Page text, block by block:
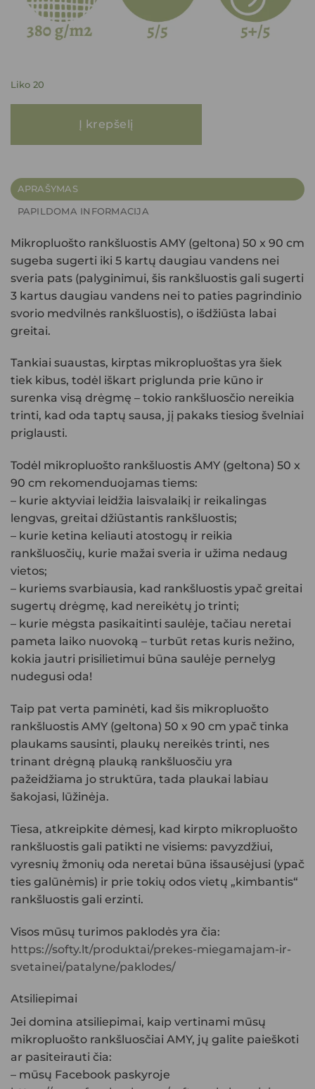
Liko 20
Į krepšelį
APRAŠYMAS
PAPILDOMA INFORMACIJA
Mikropluošto rankšluostis AMY (geltona) 50 x 90 cm
sugeba sugerti iki 5 kartų daugiau vandens nei
sveria pats (palyginimui, šis rankšluostis gali sugerti
3 kartus daugiau vandens nei to paties pagrindinio
svorio medvilnės rankšluostis), o išdžiūsta labai
greitai.
Tankiai suaustas, kirptas mikropluoštas yra šiek
tiek kibus, todėl iškart priglunda prie kūno ir
surenka visą drėgmę – tokio rankšluosčio nereikia
trinti, kad oda taptų sausa, jį pakaks tiesiog švelniai
priglausti.
Todėl mikropluošto rankšluostis AMY (geltona) 50 x
90 cm rekomenduojamas tiems:
– kurie aktyviai leidžia laisvalaikį ir reikalingas
lengvas, greitai džiūstantis rankšluostis;
– kurie ketina keliauti atostogų ir reikia
rankšluosčių, kurie mažai sveria ir užima nedaug
vietos;
– kuriems svarbiausia, kad rankšluostis ypač greitai
sugertų drėgmę, kad nereikėtų jo trinti;
– kurie mėgsta pasikaitinti saulėje, tačiau neretai
pameta laiko nuovoką – turbūt retas kuris nežino,
kokia jautri prisilietimui būna saulėje pernelyg
nudegusi oda!
Taip pat verta paminėti, kad šis mikropluošto
rankšluostis AMY (geltona) 50 x 90 cm ypač tinka
plaukams sausinti, plaukų nereikės trinti, nes
trinant drėgną plauką rankšluosčiu yra
pažeidžiama jo struktūra, tada plaukai labiau
šakojasi, lūžinėja.
Tiesa, atkreipkite dėmesį, kad kirpto mikropluošto
rankšluostis gali patikti ne visiems: pavyzdžiui,
vyresnių žmonių oda neretai būna išsausėjusi (ypač
ties galūnėmis) ir prie tokių odos vietų „kimbantis“
rankšluostis gali erzinti.
Visos mūsų turimos paklodės yra čia:
https://softy.lt/produktai/prekes-miegamajam-ir-
svetainei/patalyne/paklodes/
Atsiliepimai
Jei domina atsiliepimai, kaip vertinami mūsų
mikropluošto rankšluosčiai AMY, jų galite paieškoti
ar pasiteirauti čia:
– mūsų Facebook paskyroje